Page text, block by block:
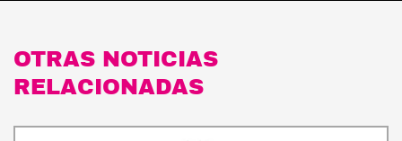
OTRAS NOTICIAS
RELACIONADAS